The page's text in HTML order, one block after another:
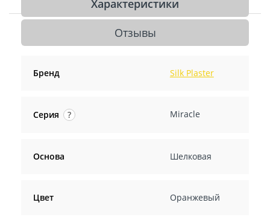
Характеристики
Отзывы
Бренд Silk Plaster
Серия ? Miracle
Основа Шелковая
Цвет Оранжевый